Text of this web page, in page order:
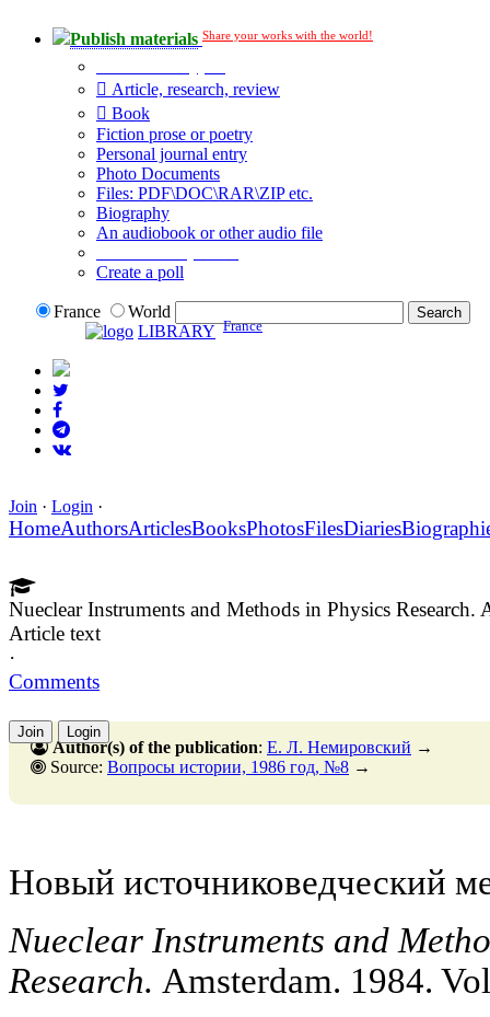
Publish materials Share your works with the world!
Article, research, review
Book
Fiction prose or poetry
Personal journal entry
Photo Documents
Files: PDF\DOC\RAR\ZIP etc.
Biography
An audiobook or other audio file
Create a poll
France
World
LIBRARY France
Join · Login ·
HomeAuthorsArticlesBooksPhotosFilesDiaries
Nueclear Instruments and Methods in Physics
Article text
·
Comments
Join Login
Author(s) of the publication: Е. Л. Немировский →
Source: Вопросы истории, 1986 год, №8 →
Новый источниковедческий
Nueclear Instruments and
Research. Amsterdam. 1984.